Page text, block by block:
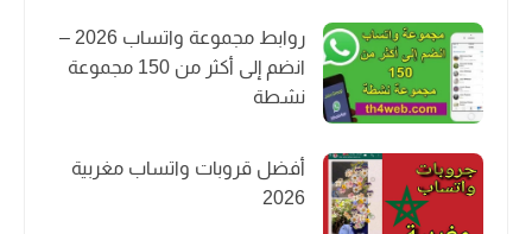
روابط مجموعة واتساب 2026 –
انضم إلى أكثر من 150 مجموعة
نشطة
أفضل قروبات واتساب مغربية
2026